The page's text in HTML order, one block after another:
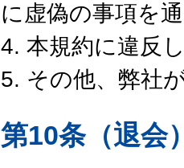
に虚偽の事項を
4. 本規約に違反
5. その他、弊社
第10条（退会